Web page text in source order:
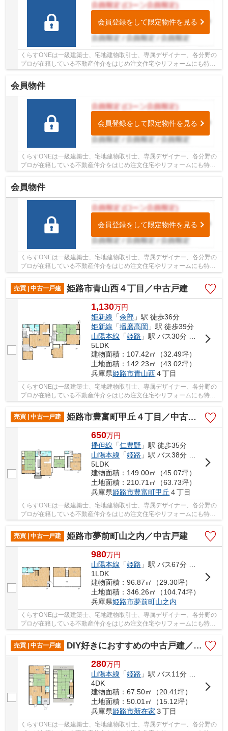
会員登録をして限定物件を見る
くらすONEは一級建築士、宅地建物取引士、専属デザイナー、各分野の
プロが在籍している不動産仲介をはじめ注文住宅やリフォームにも特化
しているお店です♪住まいに関する事は何でも気...
会員物件
会員登録をして限定物件を見る
くらすONEは一級建築士、宅地建物取引士、専属デザイナー、各分野の
プロが在籍している不動産仲介をはじめ注文住宅やリフォームにも特化
しているお店です♪住まいに関する事は何でも気...
会員物件
会員登録をして限定物件を見る
くらすONEは一級建築士、宅地建物取引士、専属デザイナー、各分野の
プロが在籍している不動産仲介をはじめ注文住宅やリフォームにも特化
しているお店です♪住まいに関する事は何でも気...
売買 | 中古一戸建
姫路市青山西４丁目／中古戸建
1,130万円
姫新線 「余部 」駅 徒歩36分
姫新線 「播磨高岡 」駅 徒歩39分
山陽本線 「姫路 」駅 バス30分 「青山西」 停歩3分
5LDK
建物面積：107.42㎡（32.49坪）
土地面積：142.23㎡（43.02坪）
兵庫県姫路市青山西４丁目
くらすONEは一級建築士、宅地建物取引士、専属デザイナー、各分野の
プロが在籍している不動産仲介をはじめ注文住宅やリフォームにも特化
しているお店です♪住まいに関する事は何でも気...
売買 | 中古一戸建
姫路市豊富町甲丘４丁目／中古戸建
650万円
播但線 「仁豊野 」駅 徒歩35分
山陽本線 「姫路 」駅 バス38分 「江鮒団地」 停歩4分
5LDK
建物面積：149.00㎡（45.07坪）
土地面積：210.71㎡（63.73坪）
兵庫県姫路市豊富町甲丘 ４丁目
くらすONEは一級建築士、宅地建物取引士、専属デザイナー、各分野の
プロが在籍している不動産仲介をはじめ注文住宅やリフォームにも特化
売買 | 中古一戸建
姫路市夢前町山之内／中古戸建
980万円
山陽本線 「姫路 」駅 バス67分 「山之内」 停歩5分
1LDK
建物面積：96.87㎡（29.30坪）
土地面積：346.26㎡（104.74坪）
兵庫県姫路市夢前町山之内
くらすONEは一級建築士、宅地建物取引士、専属デザイナー、各分野の
プロが在籍している不動産仲介をはじめ注文住宅やリフォームにも特化
売買 | 中古一戸建
DIY好きにおすすめの中古戸建／姫路市新在家3丁目
280万円
山陽本線 「姫路 」駅 バス11分 「南八代」 停歩6分
4DK
建物面積：67.50㎡（20.41坪）
土地面積：50.01㎡（15.12坪）
兵庫県姫路市新在家 ３丁目
くらすONEは一級建築士、宅地建物取引士、専属デザイナー、各分野の